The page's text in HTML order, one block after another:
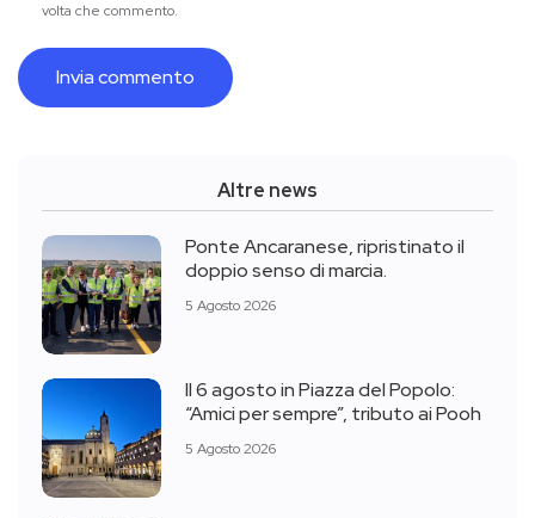
volta che commento.
Altre news
Ponte Ancaranese, ripristinato il
doppio senso di marcia.
5 Agosto 2026
Il 6 agosto in Piazza del Popolo:
“Amici per sempre”, tributo ai Pooh
5 Agosto 2026